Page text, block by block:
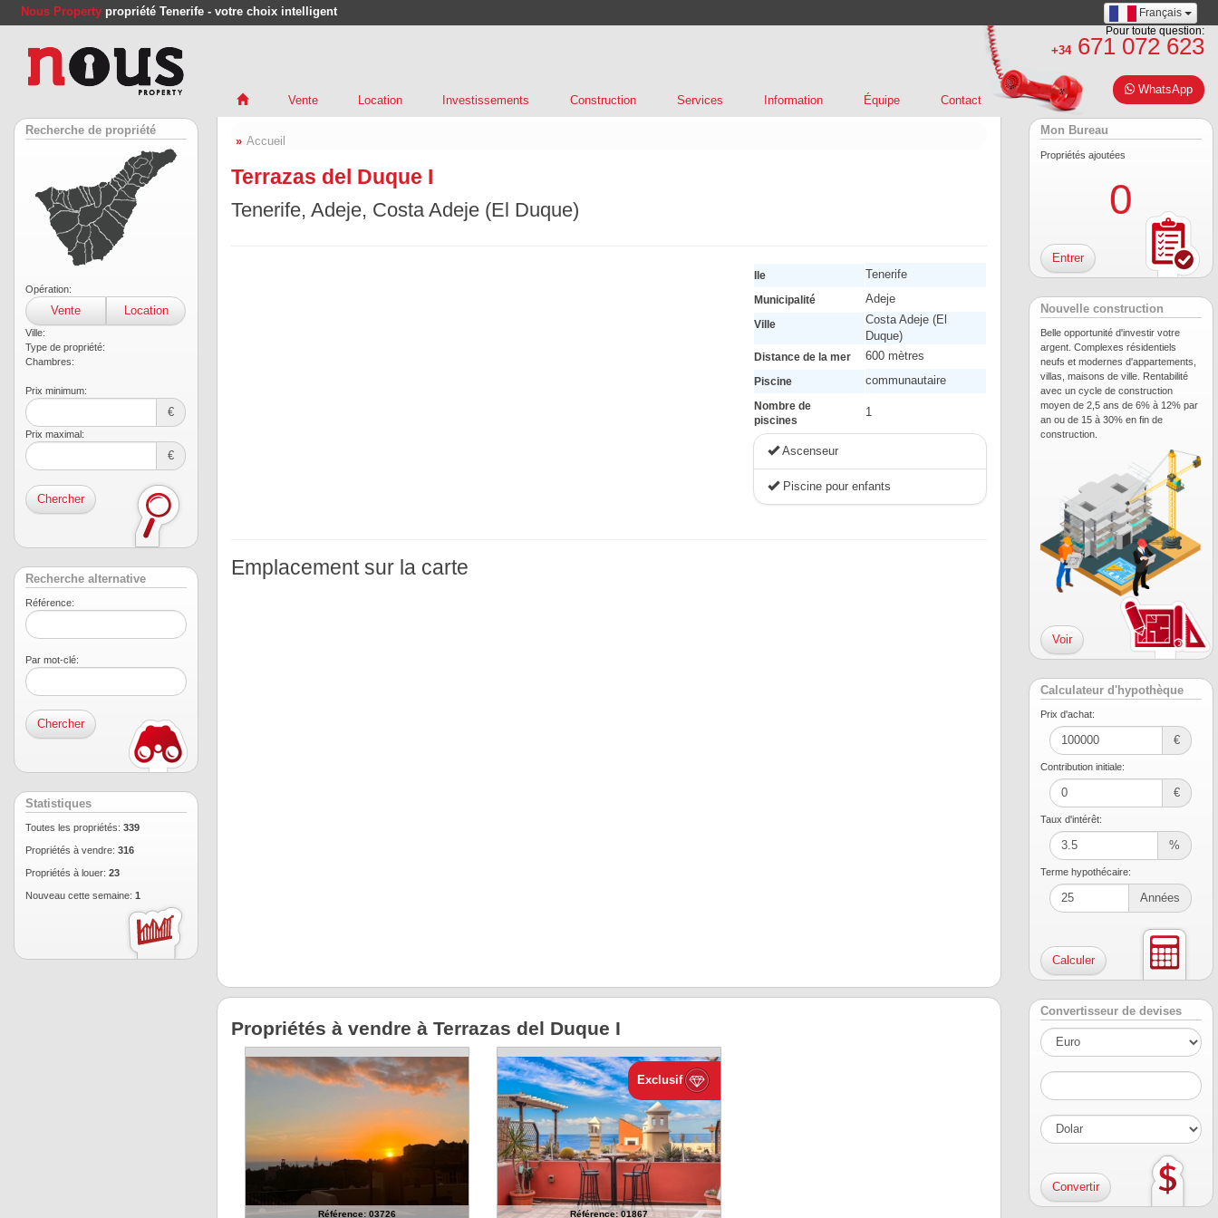
Nous Property propriété Tenerife - votre choix intelligent Français
Recherche de propriété
Opération:
Vente Location
Ville:
Type de propriété:
Chambres:
Prix ​​minimum:
€
Prix ​​maximal:
€
Chercher
Recherche alternative
Référence:
Par mot-clé:
Statistiques
Toutes les propriétés: 339
Propriétés à vendre: 316
Propriétés à louer: 23
Nouveau cette semaine: 1
Vente Location Investissements Construction Services Information Équipe Contact
Accueil
Terrazas del Duque I
Tenerife, Adeje, Costa Adeje (El Duque)
Ile Tenerife
Municipalité Adeje
Ville
Costa Adeje (El
Duque)
Distance de la mer 600 mètres
Piscine communautaire
Nombre de
piscines
1
Ascenseur
Piscine pour enfants
Emplacement sur la carte
Propriétés à vendre à Terrazas del Duque I
Référence: 03726
Exclusif
Référence: 01867
Pour toute question:
+34671 072 623
WhatsApp
Mon Bureau
Propriétés ajoutées
0
Entrer
Nouvelle construction
Belle opportunité d'investir votre
argent. Complexes résidentiels
neufs et modernes d'appartements,
villas, maisons de ville. Rentabilité
avec un cycle de construction
moyen de 2,5 ans de 6% à 12% par
an ou de 15 à 30% en fin de
construction.
Voir
Calculateur d'hypothèque
Prix ​​d'achat:
€
Contribution initiale:
€
Taux d'intérêt:
%
Terme hypothécaire:
Années
Convertisseur de devises